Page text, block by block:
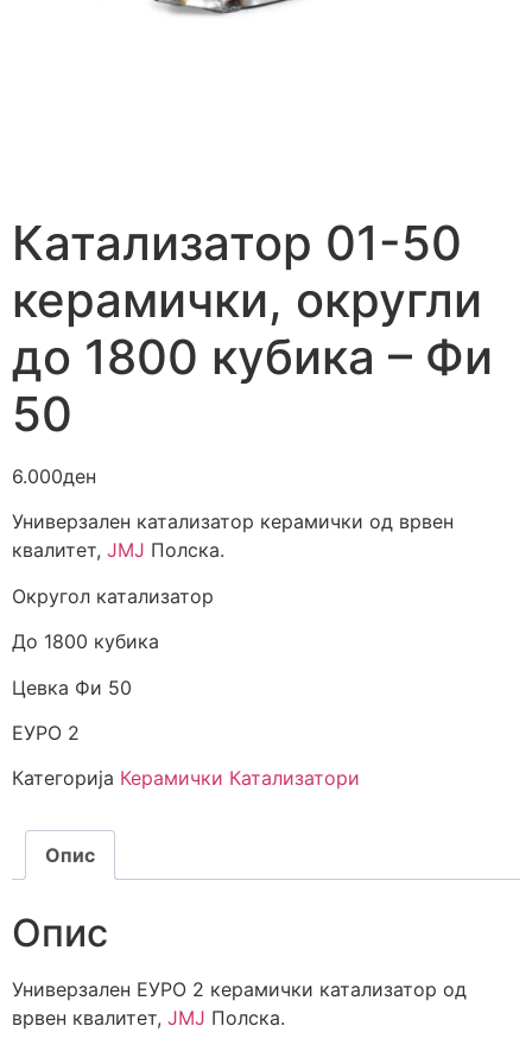
Катализатор 01-50
керамички, округли
до 1800 кубика – Фи
50
6.000ден
Универзален катализатор керамички од врвен
квалитет, JMJ Полска.
Округол катализатор
До 1800 кубика
Цевка Фи 50
ЕУРО 2
Категорија Керамички Катализатори
Опис
Опис
Универзален ЕУРО 2 керамички катализатор од
врвен квалитет, JMJ Полска.